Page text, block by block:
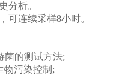
析。
连续采样8小时。
的测试方法;
污染控制;